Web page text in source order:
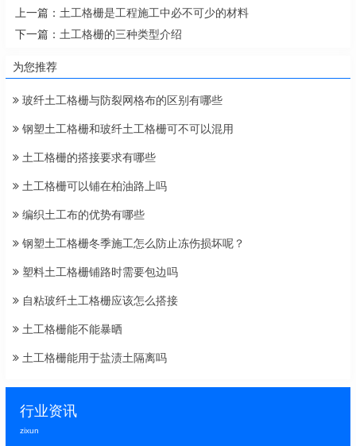
上一篇： 土工格栅是工程施工中必不可少的材料
下一篇： 土工格栅的三种类型介绍
为您推荐
玻纤土工格栅与防裂网格布的区别有哪些
钢塑土工格栅和玻纤土工格栅可不可以混用
土工格栅的搭接要求有哪些
土工格栅可以铺在柏油路上吗
编织土工布的优势有哪些
钢塑土工格栅冬季施工怎么防止冻伤损坏呢？
塑料土工格栅铺路时需要包边吗
自粘玻纤土工格栅应该怎么搭接
土工格栅能不能暴晒
土工格栅能用于盐渍土隔离吗
行业资讯
zixun